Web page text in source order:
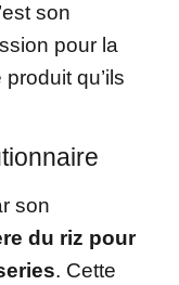
son
pour la
qu’ils
son
du riz pour
. Cette